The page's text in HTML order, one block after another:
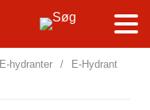
E-hydranter /
E-Hydrant